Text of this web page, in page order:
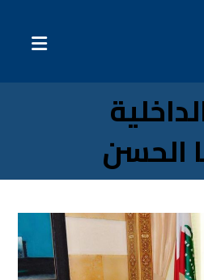
الحسن